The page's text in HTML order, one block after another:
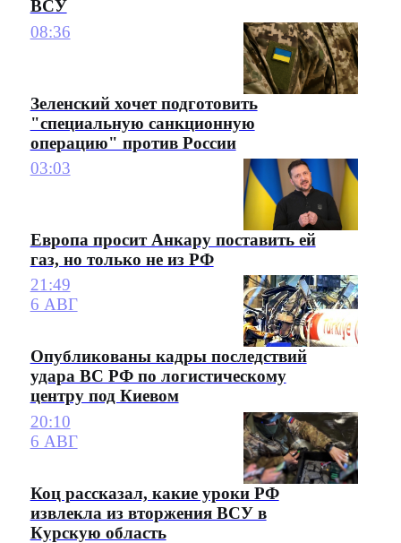
ВСУ
08:36
Зеленский хочет подготовить
"специальную санкционную
операцию" против России
03:03
Европа просит Анкару поставить ей
газ, но только не из РФ
21:49
6 АВГ
Опубликованы кадры последствий
удара ВС РФ по логистическому
центру под Киевом
20:10
6 АВГ
Коц рассказал, какие уроки РФ
извлекла из вторжения ВСУ в
Курскую область